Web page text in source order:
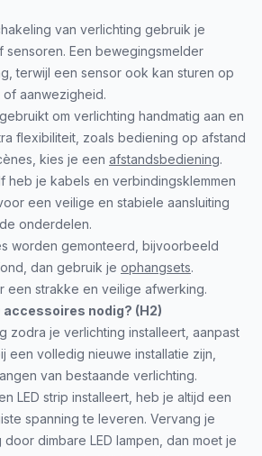
van verlichting gebruik je
Een bewegingsmelder
terwijl een sensor ook kan sturen op
aanwezigheid.
om verlichting handmatig aan en
flexibiliteit, zoals bediening op afstand
kies je een afstandsbediening.
heb je kabels en verbindingsklemmen
een veilige en stabiele aansluiting
onderdelen.
worden gemonteerd, bijvoorbeeld
dan gebruik je ophangsets.
een strakke en veilige afwerking.
accessoires nodig? (H2)
zodra je verlichting installeert, aanpast
een volledig nieuwe installatie zijn,
van bestaande verlichting.
LED strip installeert, heb je altijd een
spanning te leveren. Vervang je
dimbare LED lampen, dan moet je